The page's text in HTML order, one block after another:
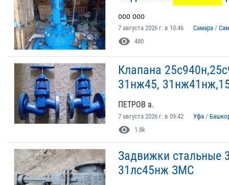
ооо ооо
7 августа 2026 г. в 10:46 Самара /
visibility 480
Клапана
31нж45,
ПЕТРОВ а.
7 августа 2026 г. в 09:42 Уфа /
visibility 1.8k
Задвижки стальные
31лс45нж ЗМС